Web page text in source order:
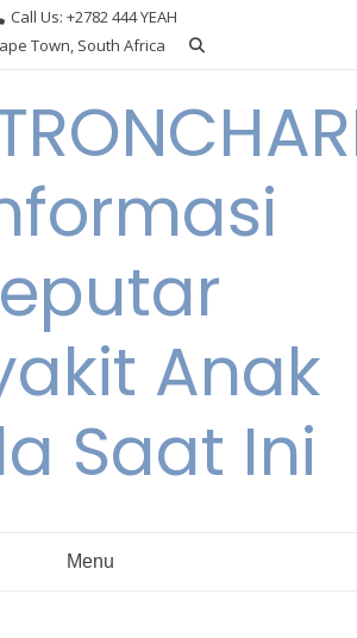
Call Us: +2782 444 YEAH
Town, South Africa
Anak
Saat Ini
Menu